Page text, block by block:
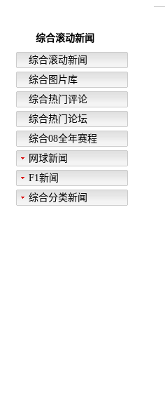
综合滚动新闻
综合滚动新闻
综合图片库
综合热门评论
综合热门论坛
综合08全年赛程
网球新闻
F1新闻
综合分类新闻